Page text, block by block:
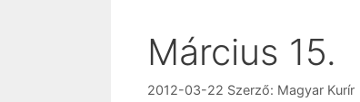
Március 15.
2012-03-22 Szerző: Magyar Kurír